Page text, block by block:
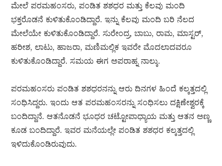
ಮೇಲೆ ಪರಮಹಂಸರು, ಪಂಡಿತ ಶಶಧರ ಮತ್ತು ಕೆಲವು ಮಂದಿ
ಭಕ್ತರೊಡನೆ ಕುಳಿತುಕೊಂಡಿದ್ದಾರೆ. ಇನ್ನು ಕೆಲವು ಮಂದಿ ಬರಿ ನೆಲದ
ಮೇಲೆಯೇ ಕುಳಿತುಕೊಂಡಿದ್ದಾರೆ. ಸುರೇಂದ್ರ, ಬಾಬು, ರಾಮ, ಮಾಸ್ಟರ್,
ಹರೀಶ, ಲಾಟು, ಹಾಜರಾ, ಮಣಿಮಲ್ಲಿಕ ಇವರೇ ಮೊದಲಾದವರೂ
ಕುಳಿತುಕೊಂಡಿದ್ದಾರೆ. ಸಮಯ ಈಗ ಅಪರಾಹ್ನ ನಾಲ್ಕು.
ಪರಮಹಂಸರು ಪಂಡಿತ ಶಶಧರನನ್ನು ಆರು ದಿನಗಳ ಹಿಂದೆ ಕಲ್ಕತ್ತದಲ್ಲಿ
ಸಂಧಿಸಿದ್ದರು. ಇಂದು ಆತ ಪರಮಹಂಸರನ್ನು ಸಂಧಿಸಲು ದಕ್ಷಿಣೇಶ್ವರಕ್ಕೆ
ಬಂದಿದ್ದಾನೆ. ಆತನೊಡನೆ ಭೂಧರ ಚಟ್ಟೋಪಾಧ್ಯಾಯ ಮತ್ತು ಆತನ ಅಣ್ಣ
ಕೂಡ ಬಂದಿದ್ದಾರೆ. ಇವರ ಮನೆಯಲ್ಲೇ ಪಂಡಿತ ಶಶಧರ ಕಲ್ಕತ್ತದಲ್ಲಿ
ಇಳಿದುಕೊಂಡಿರುವುದು.